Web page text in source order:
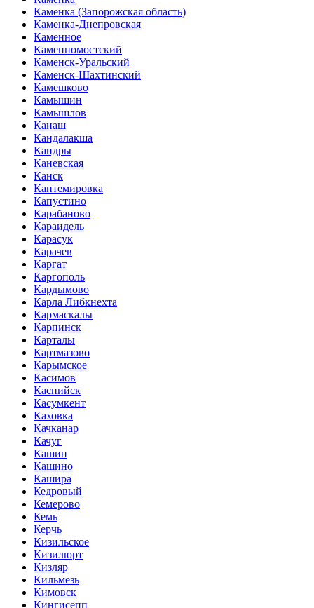
Каменка (Запорожская область)
Каменка-Днепровская
Каменное
Каменномостский
Каменск-Уральский
Каменск-Шахтинский
Камешково
Камышин
Камышлов
Канаш
Кандалакша
Кандры
Каневская
Канск
Кантемировка
Капустино
Карабаново
Караидель
Карасук
Карачев
Каргат
Каргополь
Кардымово
Карла Либкнехта
Кармаскалы
Карпинск
Карталы
Картмазово
Карымское
Касимов
Каспийск
Касумкент
Каховка
Качканар
Качуг
Кашин
Кашино
Кашира
Кедровый
Кемерово
Кемь
Керчь
Кизильское
Кизилюрт
Кизляр
Кильмезь
Кимовск
Кингисепп